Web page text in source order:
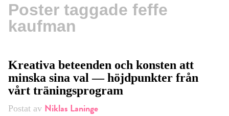
Poster taggade feffe
kaufman
Kreativa beteenden och konsten att
minska sina val — höjdpunkter från
vårt träningsprogram
Postat av Niklas Laninge